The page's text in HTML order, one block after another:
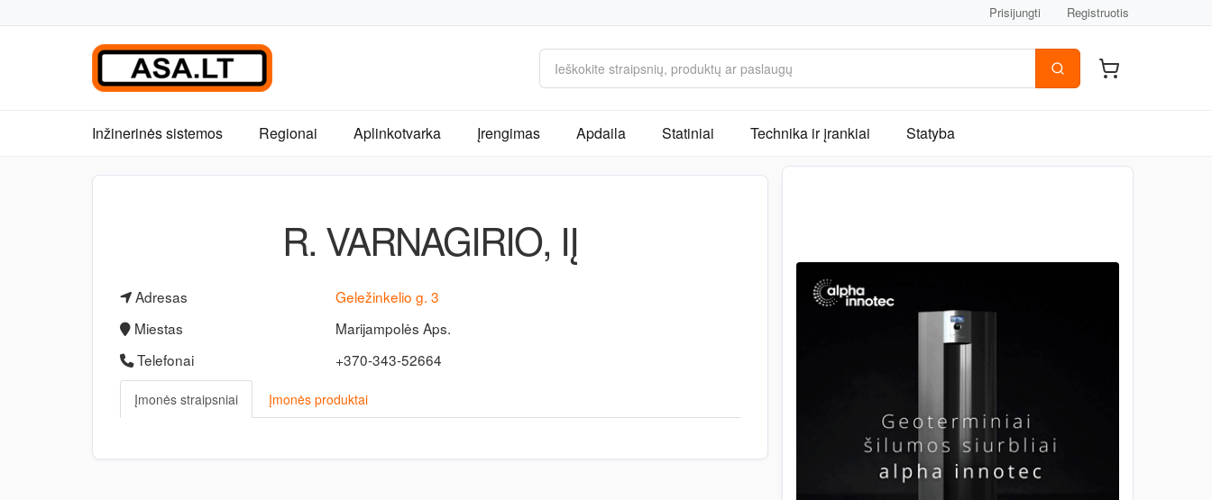
Prisijungti Registruotis
Inžinerinės sistemos Regionai Aplinkotvarka Įrengimas Apdaila Statiniai Technika ir įrankiai Statyba
R. VARNAGIRIO, IĮ
Adresas
Geležinkelio g. 3
Miestas
Marijampolės Aps.
Telefonai
+370-343-52664
Įmonės straipsniai Įmonės produktai